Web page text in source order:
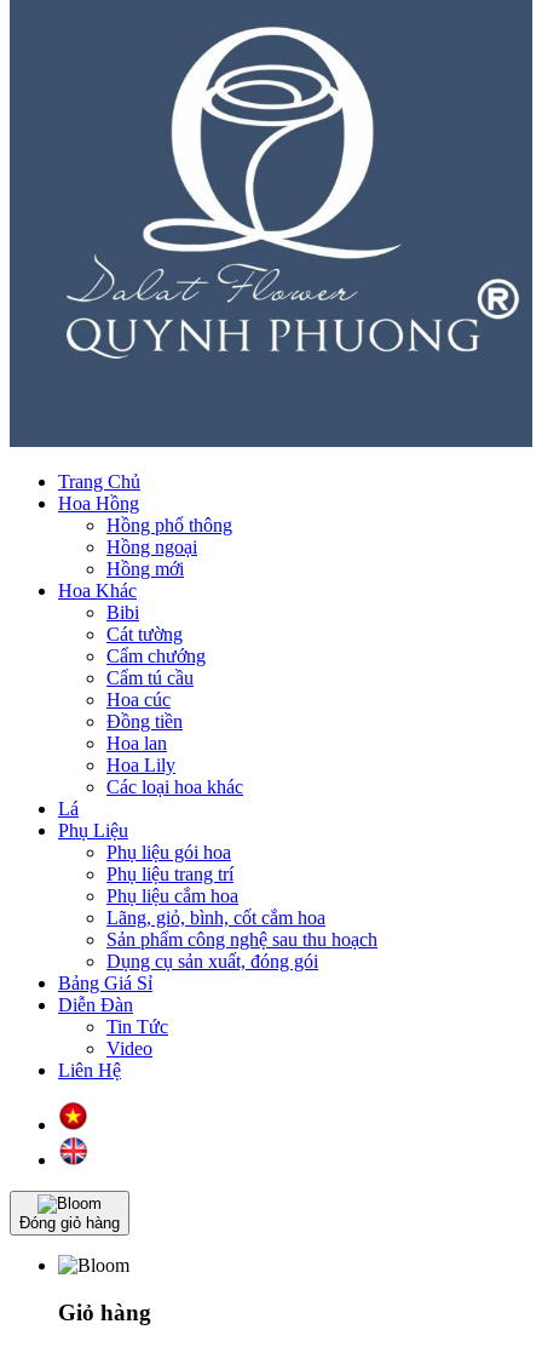
Trang Chủ
Hoa Hồng
Hồng phổ thông
Hồng ngoại
Hồng mới
Hoa Khác
Bibi
Cát tường
Cẩm chướng
Cẩm tú cầu
Hoa cúc
Đồng tiền
Hoa lan
Hoa Lily
Các loại hoa khác
Lá
Phụ Liệu
Phụ liệu gói hoa
Phụ liệu trang trí
Phụ liệu cắm hoa
Lãng, giỏ, bình, cốt cắm hoa
Sản phẩm công nghệ sau thu hoạch
Dụng cụ sản xuất, đóng gói
Bảng Giá Sỉ
Diễn Đàn
Tin Tức
Video
Liên Hệ
Đóng giỏ hàng
Giỏ hàng